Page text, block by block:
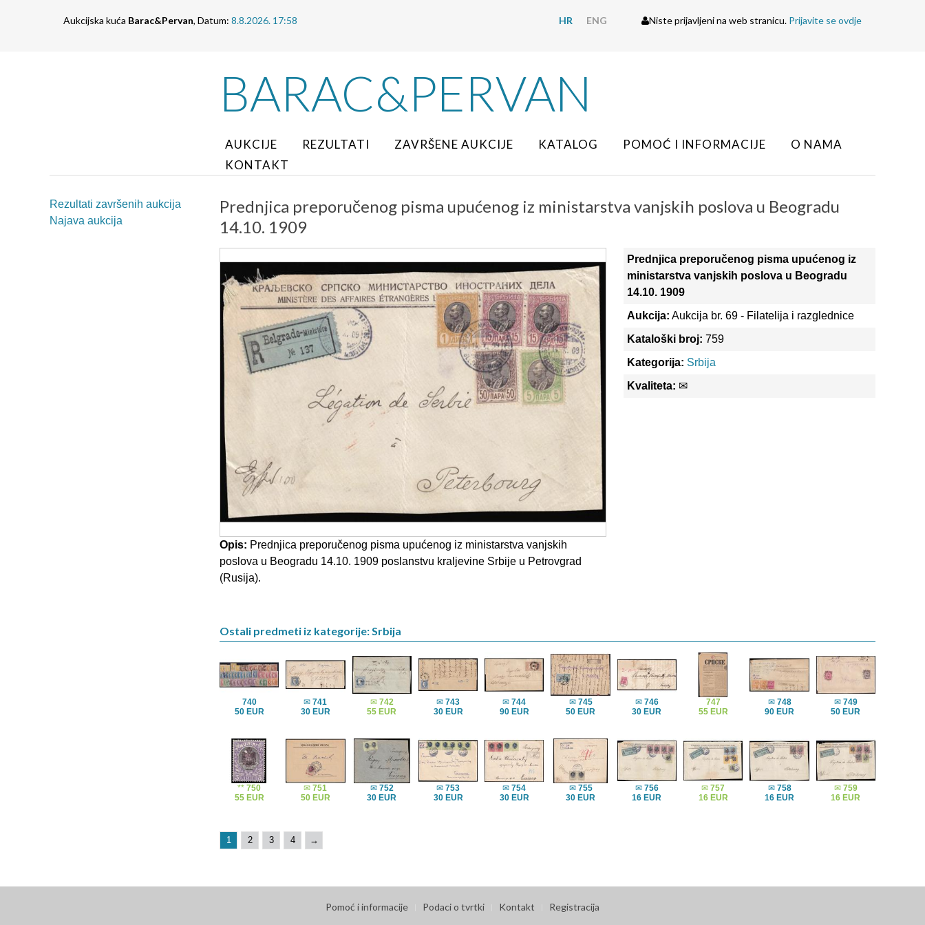
Aukcijska kuća Barac&Pervan, Datum: 8.8.2026. 17:58 HR ENG Niste prijavljeni na web stranicu. Prijavite se ovdje
BARAC&PERVAN
AUKCIJE REZULTATI ZAVRŠENE AUKCIJE KATALOG POMOĆ I INFORMACIJE
O NAMA
KONTAKT
Rezultati završenih aukcija
Najava aukcija
Prednjica preporučenog pisma upućenog iz ministarstva vanjskih poslova u Beogradu
14.10. 1909
Opis: Prednjica preporučenog pisma upućenog iz ministarstva vanjskih
poslova u Beogradu 14.10. 1909 poslanstvu kraljevine Srbije u Petrovgrad
(Rusija).
Prednjica preporučenog pisma upućenog iz
ministarstva vanjskih poslova u Beogradu
14.10. 1909
Aukcija: Aukcija br. 69 - Filatelija i razglednice
Kataloški broj: 759
Kategorija: Srbija
Kvaliteta: ✉
Ostali predmeti iz kategorije: Srbija
740
50 EUR
✉741
30 EUR
✉ 742
55 EUR
✉743
30 EUR
✉744
90 EUR
✉ 745
50 EUR
✉ 746
30 EUR
747
55 EUR
✉ 748
90 EUR
✉ 749
50 EUR
**750
55 EUR
✉751
50 EUR
✉ 752
30 EUR
✉753
30 EUR
✉754
30 EUR
✉ 755
30 EUR
✉ 756
16 EUR
✉757
16 EUR
✉ 758
16 EUR
✉ 759
16 EUR
1 2 3 4 →
Pomoć i informacije Podaci o tvrtki Kontakt Registracija